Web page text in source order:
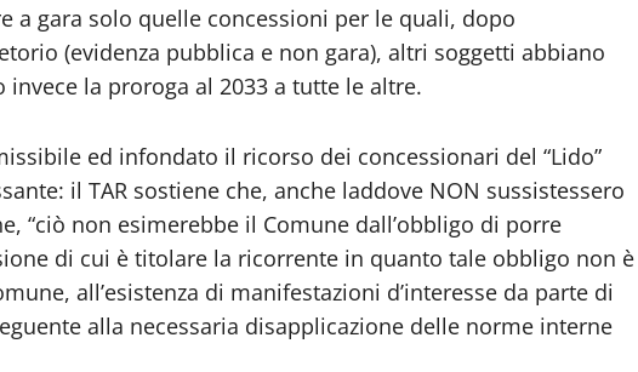
a gara solo quelle concessioni per le quali, dopo
(evidenza pubblica e non gara), altri soggetti abbiano
la proroga al 2033 a tutte le altre.
ed infondato il ricorso dei concessionari del “Lido”
il TAR sostiene che, anche laddove NON sussistessero
“ciò non esimerebbe il Comune dall’obbligo di porre
di cui è titolare la ricorrente in quanto tale obbligo non è
all’esistenza di manifestazioni d’interesse da parte di
alla necessaria disapplicazione delle norme interne